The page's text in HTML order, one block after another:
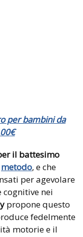
per bambini da
00€
il battesimo
metodo, e che
per agevolare
cognitive nei
propone questo
fedelmente
motorie e il